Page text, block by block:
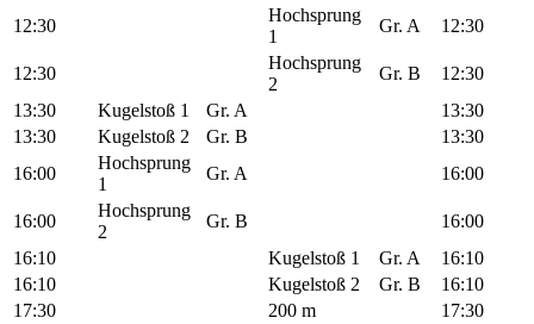
12:30
Hochsprung
1
Gr. A 12:30
12:30
Hochsprung
2
Gr. B
12:30
13:30
Kugelstoß 1 Gr. A
13:30
13:30
Kugelstoß 2 Gr. B
13:30
16:00
Hochsprung
1
Gr. A 16:00
16:00
Hochsprung
2
Gr. B
16:00
16:10
Kugelstoß 1 Gr. A
16:10
16:10
Kugelstoß 2 Gr. B
16:10
17:30
200 m
17:30